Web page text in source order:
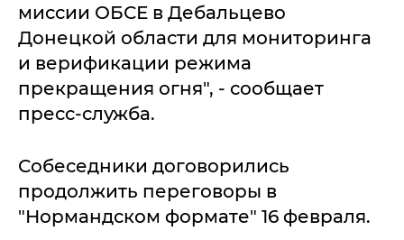
миссии ОБСЕ в Дебальцево
Донецкой области для мониторинга
и верификации режима
прекращения огня", - сообщает
пресс-служба.
Собеседники договорились
продолжить переговоры в
"Нормандском формате" 16 февраля.